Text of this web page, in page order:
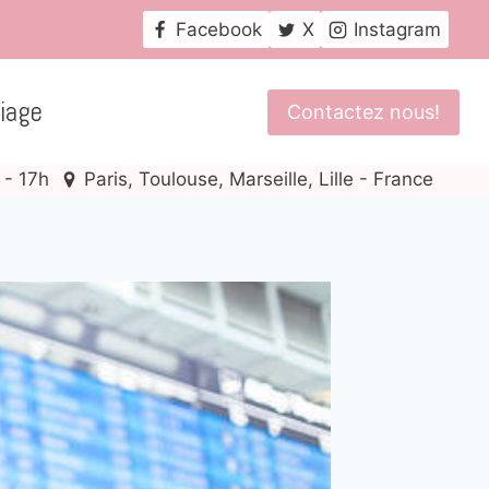
Facebook X Instagram
Contactez nous!
17h Paris, Toulouse, Marseille, Lille - France